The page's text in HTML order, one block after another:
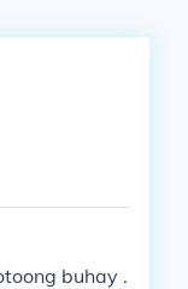
buhay .